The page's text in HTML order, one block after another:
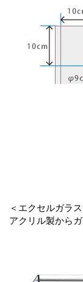
＜エクセルガラ
アクリル製から